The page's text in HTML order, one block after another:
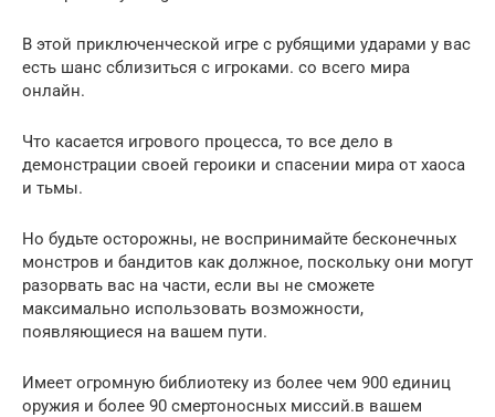
В этой приключенческой игре с рубящими ударами у вас
есть шанс сблизиться с игроками. со всего мира
онлайн.
Что касается игрового процесса, то все дело в
демонстрации своей героики и спасении мира от хаоса
и тьмы.
Но будьте осторожны, не воспринимайте бесконечных
монстров и бандитов как должное, поскольку они могут
разорвать вас на части, если вы не сможете
максимально использовать возможности,
появляющиеся на вашем пути.
Имеет огромную библиотеку из более чем 900 единиц
оружия и более 90 смертоносных миссий.в вашем